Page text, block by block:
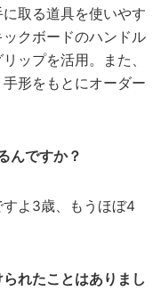
取る道具を使いやす
クボードのハンドル
ップを活用。また、
形をもとにオーダー
んですか？
すよ3歳、もうほぼ4
れたことはありまし